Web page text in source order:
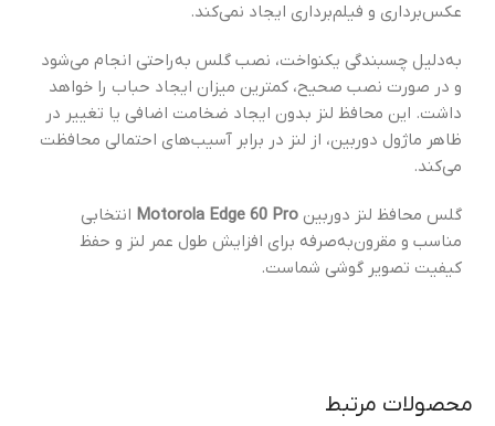
عکس‌برداری و فیلم‌برداری ایجاد نمی‌کند.
به‌دلیل چسبندگی یکنواخت، نصب گلس به‌راحتی انجام می‌شود
و در صورت نصب صحیح، کمترین میزان ایجاد حباب را خواهد
داشت. این محافظ لنز بدون ایجاد ضخامت اضافی یا تغییر در
ظاهر ماژول دوربین، از لنز در برابر آسیب‌های احتمالی محافظت
می‌کند.
گلس محافظ لنز دوربین Motorola Edge 60 Pro انتخابی
مناسب و مقرون‌به‌صرفه برای افزایش طول عمر لنز و حفظ
کیفیت تصویر گوشی شماست.
محصولات مرتبط